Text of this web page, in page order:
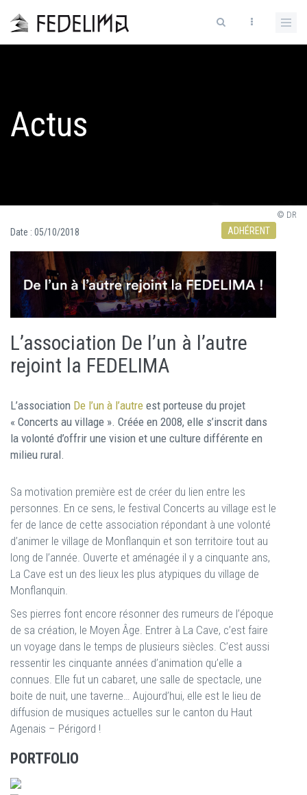
Actus
© DR
Date : 05/10/2018 ADHÉRENT
L’association De l’un à l’autre
rejoint la FEDELIMA
L’association De l’un à l’autre est porteuse du projet
« Concerts au village ». Créée en 2008, elle s’inscrit dans
la volonté d’offrir une vision et une culture différente en
milieu rural.
Sa motivation première est de créer du lien entre les
personnes. En ce sens, le festival Concerts au village est le
fer de lance de cette association répondant à une volonté
d’animer le village de Monflanquin et son territoire tout au
long de l’année. Ouverte et aménagée il y a cinquante ans,
La Cave est un des lieux les plus atypiques du village de
Monflanquin.
Ses pierres font encore résonner des rumeurs de l’époque
de sa création, le Moyen Âge. Entrer à La Cave, c’est faire
un voyage dans le temps de plusieurs siècles. C’est aussi
ressentir les cinquante années d’animation qu’elle a
connues. Elle fut un cabaret, une salle de spectacle, une
boite de nuit, une taverne… Aujourd’hui, elle est le lieu de
diffusion de musiques actuelles sur le canton du Haut
Agenais – Périgord !
PORTFOLIO